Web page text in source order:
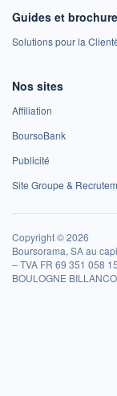
Guides et
Solutions pour la
Nos sites
Affiliation
BoursoBank
Publicité
Site Groupe &
Copyright © 2026
Boursorama, SA au
– TVA FR 69 351 058
BOULOGNE